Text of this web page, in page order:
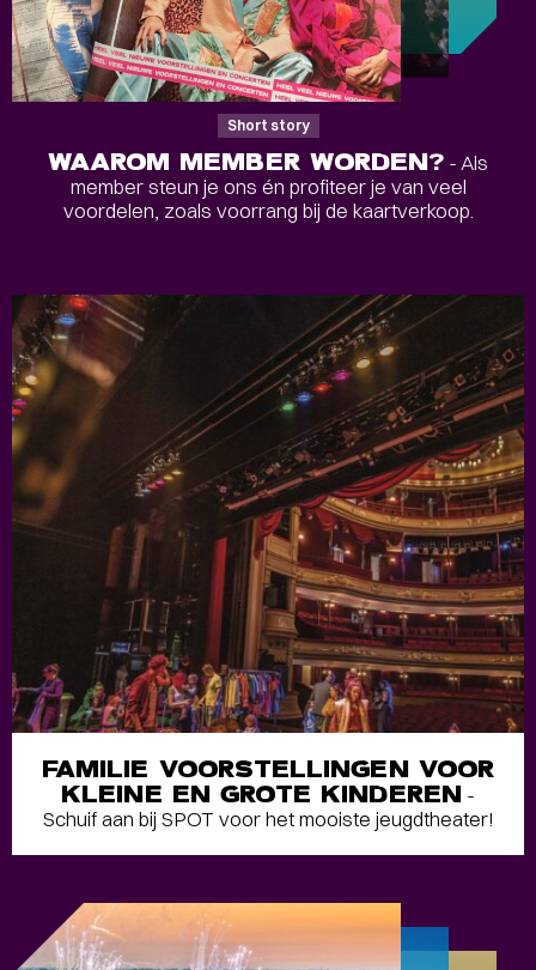
Short story
WAAROM MEMBER WORDEN? - Als
member steun je ons én profiteer je van veel
voordelen, zoals voorrang bij de kaartverkoop.
FAMILIE VOORSTELLINGEN VOOR
KLEINE EN GROTE KINDEREN -
Schuif aan bij SPOT voor het mooiste jeugdtheater!